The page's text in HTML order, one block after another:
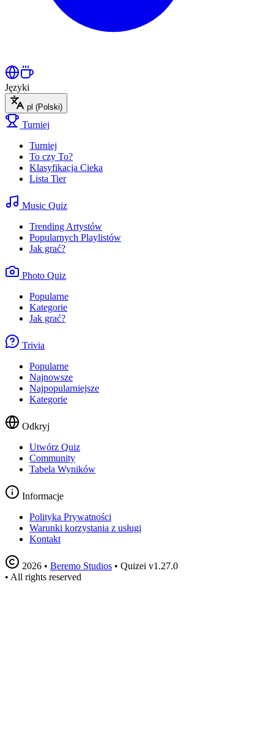
Języki
pl (Polski)
Turniej
Turniej
To czy To?
Klasyfikacja Cieka
Lista Tier
Music Quiz
Trending Artystów
Popularnych Playlistów
Jak grać?
Photo Quiz
Popularne
Kategorie
Jak grać?
Trivia
Popularne
Najnowsze
Najpopularniejsze
Kategorie
Odkryj
Utwórz Quiz
Community
Tabela Wyników
Informacje
Polityka Prywatności
Warunki korzystania z usługi
Kontakt
2026 • Beremo Studios • Quizei v1.27.0
• All rights reserved